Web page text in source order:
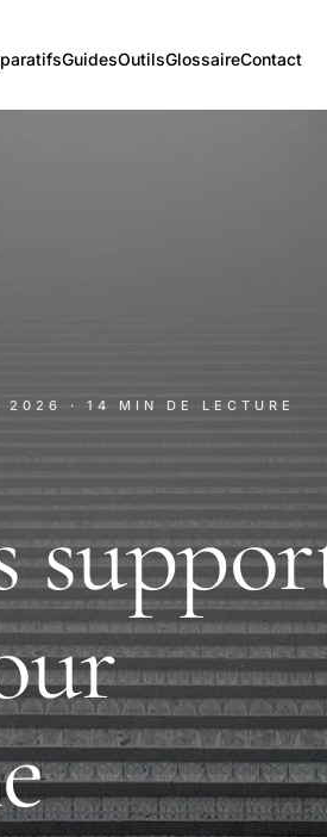
GuidesOutilsGlossaireContact
2026 · 14 MIN DE LECTURE